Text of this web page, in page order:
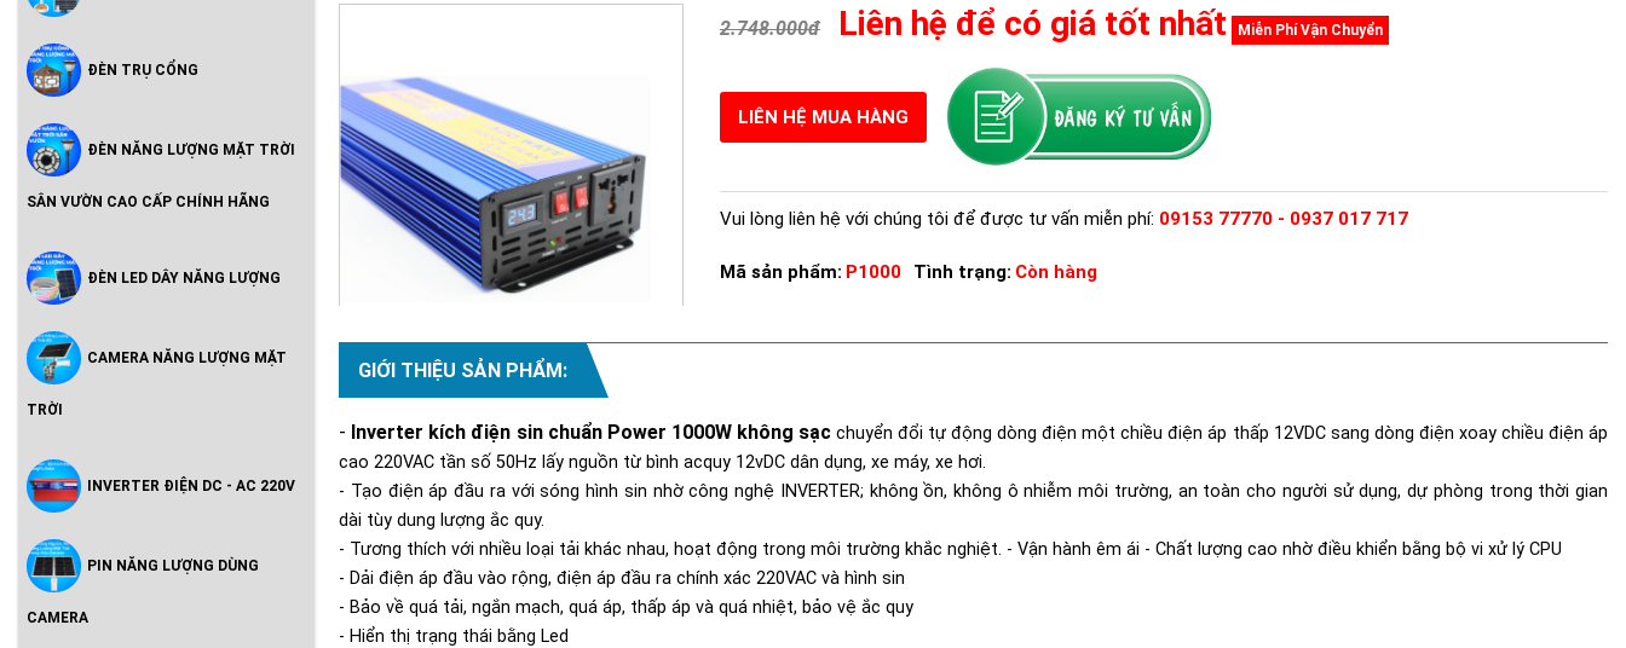
Vườn Cao Cấp Chính Hãng
Hoàng Quốc Bảo - Độ Sáng Cao,
ĐÈN TRỤ CỔNG
ĐÈN NĂNG LƯỢNG MẶT TRỜI
SÂN VƯỜN CAO CẤP CHÍNH HÃNG
ĐÈN LED DÂY NĂNG LƯỢNG
CAMERA NĂNG LƯỢNG MẶT
TRỜI
INVERTER ĐIỆN DC - AC 220V
PIN NĂNG LƯỢNG DÙNG
CAMERA
2.748.000đ Liên hệ để có giá tốt nhất Miễn Phí Vận Chuyển
LIÊN HỆ MUA HÀNG
Vui lòng liên hệ với chúng tôi để được tư vấn miễn phí: 09153 77770 - 0937 017 717
Mã sản phẩm: P1000 Tình trạng: Còn hàng
GIỚI THIỆU SẢN PHẨM:
- Inverter kích điện sin chuẩn Power 1000W không sạc chuyển đổi tự động dòng điện một chiều điện áp thấp 12VDC sang dòng điện xoay chiều điện áp
cao 220VAC tần số 50Hz lấy nguồn từ bình acquy 12vDC dân dụng, xe máy, xe hơi.
- Tạo điện áp đầu ra với sóng hình sin nhờ công nghệ INVERTER; không ồn, không ô nhiễm môi trường, an toàn cho người sử dụng, dự phòng trong thời gian
dài tùy dung lượng ắc quy.
- Tương thích với nhiều loại tải khác nhau, hoạt động trong môi trường khắc nghiệt. - Vận hành êm ái - Chất lượng cao nhờ điều khiển bằng bộ vi xử lý CPU
- Dải điện áp đầu vào rộng, điện áp đầu ra chính xác 220VAC và hình sin
- Bảo về quá tải, ngắn mạch, quá áp, thấp áp và quá nhiệt, bảo vệ ắc quy
- Hiển thị trạng thái bằng Led